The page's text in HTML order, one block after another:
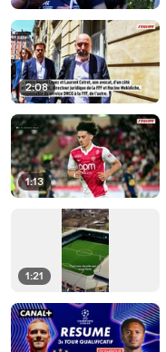
2:08
1:13
1:21